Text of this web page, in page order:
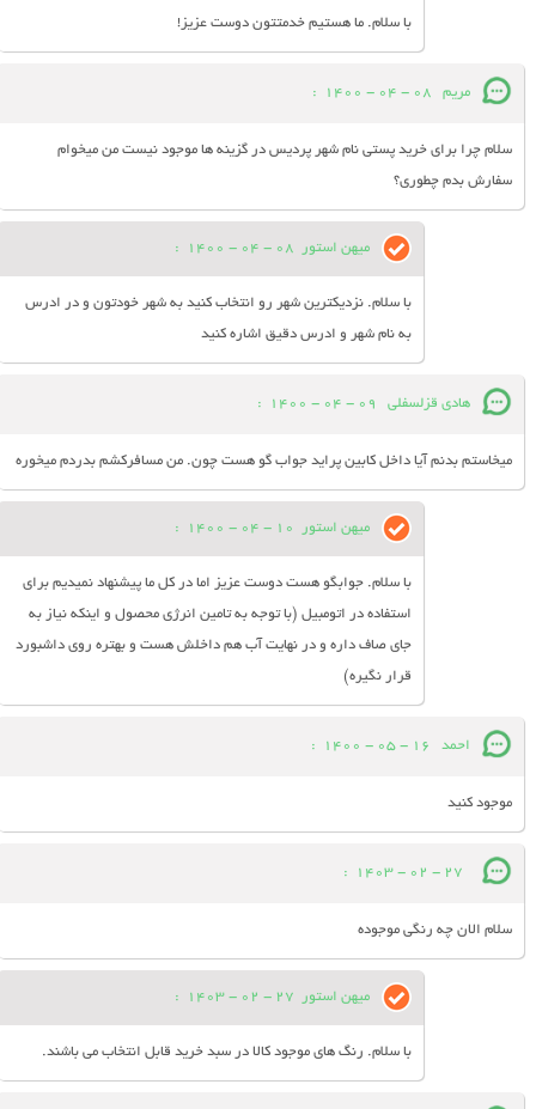
با سلام. ما هستیم خدمتتون دوست عزیز!
مریم 08 - 04 - 1400
:
سلام چرا برای خرید پستی نام شهر پردیس در گزینه ها موجود نیست من میخوام
سفارش بدم چطوری؟
میهن استور 08 - 04 - 1400
:
با سلام. نزدیکترین شهر رو انتخاب کنید به شهر خودتون و در ادرس
به نام شهر و ادرس دقیق اشاره کنید
هادی قزلسفلی 09 - 04 - 1400
:
میخاستم بدنم آیا داخل کابین پراید جواب گو هست چون. من مسافرکشم بدردم میخوره
میهن استور 10 - 04 - 1400
:
با سلام. جوابگو هست دوست عزیز اما در کل ما پیشنهاد نمیدیم برای
استفاده در اتومبیل (با توجه به تامین انرژی محصول و اینکه نیاز به
جای صاف داره و در نهایت آب هم داخلش هست و بهتره روی داشبورد
قرار نگیره)
احمد 16 - 05 - 1400
:
موجود کنید
27 - 02 - 1403
:
سلام الان چه رنگی موجوده
میهن استور 27 - 02 - 1403
:
با سلام. رنگ های موجود کالا در سبد خرید قابل انتخاب می باشند.